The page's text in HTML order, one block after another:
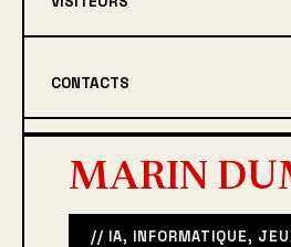
CONTACTS
MARIN
// IA, INFORMATIQUE,